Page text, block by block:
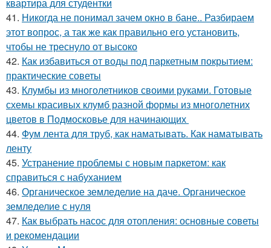
41. Никогда не понимал зачем окно в бане.. Разбираем
этот вопрос, а так же как правильно его установить,
чтобы не треснуло от высоко
42. Как избавиться от воды под паркетным покрытием:
практические советы
43. Клумбы из многолетников своими руками. Готовые
схемы красивых клумб разной формы из многолетних
цветов в Подмосковье для начинающих
44. Фум лента для труб, как наматывать. Как наматывать
ленту
45. Устранение проблемы с новым паркетом: как
справиться с набуханием
46. Органическое земледелие на даче. Органическое
земледелие с нуля
47. Как выбрать насос для отопления: основные советы
и рекомендации